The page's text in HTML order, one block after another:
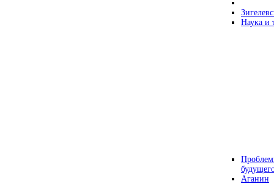
Наука и
Аганин